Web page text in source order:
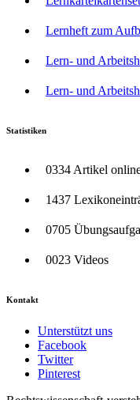
Lernheft zum
Lern- und
Lern- und
Statistiken
0334 Artikel
1437
0705
0023 Videos
Kontakt
Unterstützt uns
Facebook
Twitter
Pinterest